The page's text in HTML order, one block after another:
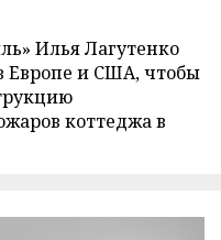
Илья Лагутенко
Европе и США, чтобы
коттеджа в